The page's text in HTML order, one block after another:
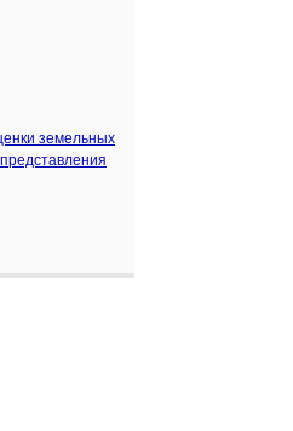
земельных